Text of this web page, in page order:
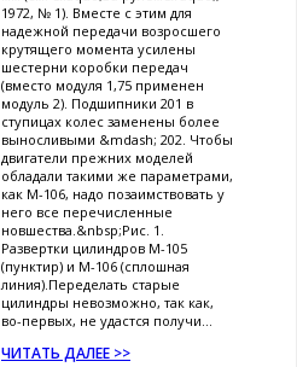
1972, № 1). Вместе с этим для
надежной передачи возросшего
крутящего момента усилены
шестерни коробки передач
(вместо модуля 1,75 применен
модуль 2). Подшипники 201 в
ступицах колес заменены более
выносливыми &mdash; 202. Чтобы
двигатели прежних моделей
обладали такими же параметрами,
как М-106, надо позаимствовать у
него все перечисленные
новшества.&nbsp;Рис. 1.
Развертки цилиндров М-105
(пунктир) и М-106 (сплошная
линия).Переделать старые
цилиндры невозможно, так как,
во-первых, не удастся получи...
ЧИТАТЬ ДАЛЕЕ >>